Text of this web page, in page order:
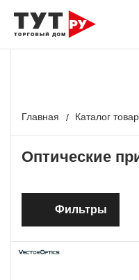
Главная Каталог
Оптические
Фильтры